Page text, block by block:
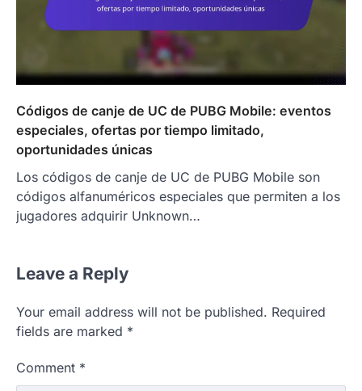
Códigos de canje de UC de PUBG Mobile: eventos
especiales, ofertas por tiempo limitado,
oportunidades únicas
Los códigos de canje de UC de PUBG Mobile son
códigos alfanuméricos especiales que permiten a los
jugadores adquirir Unknown…
Leave a Reply
Your email address will not be published. Required
fields are marked *
Comment *